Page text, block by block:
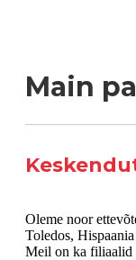
Main
Oleme noor
Toledos,
Meil ​​on ka filiaalid